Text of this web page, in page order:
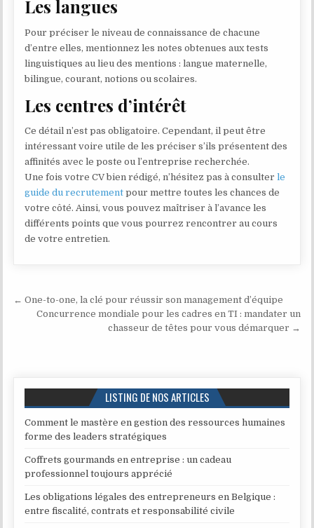
Les langues
Pour préciser le niveau de connaissance de chacune
d’entre elles, mentionnez les notes obtenues aux tests
linguistiques au lieu des mentions : langue maternelle,
bilingue, courant, notions ou scolaires.
Les centres d’intérêt
Ce détail n’est pas obligatoire. Cependant, il peut être
intéressant voire utile de les préciser s’ils présentent des
affinités avec le poste ou l’entreprise recherchée.
Une fois votre CV bien rédigé, n’hésitez pas à consulterle
guide du recrutement pour mettre toutes les chances de
votre côté. Ainsi, vous pouvez maîtriser à l’avance les
différents points que vous pourrez rencontrer au cours
de votre entretien.
Navigation de l’article
← One-to-one, la clé pour réussir son management d’équipe
Concurrence mondiale pour les cadres en TI : mandater un
chasseur de têtes pour vous démarquer →
LISTING DE NOS ARTICLES
Comment le mastère en gestion des ressources humaines
forme des leaders stratégiques
Coffrets gourmands en entreprise : un cadeau
professionnel toujours apprécié
Les obligations légales des entrepreneurs en Belgique :
entre fiscalité, contrats et responsabilité civile